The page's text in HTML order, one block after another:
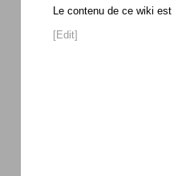
Le contenu de ce wiki est
[Edit]